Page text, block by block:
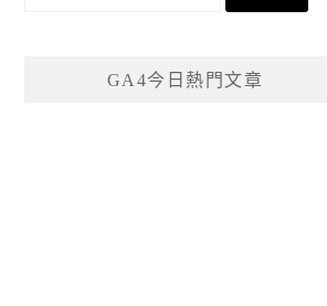
GA4今日熱門文章